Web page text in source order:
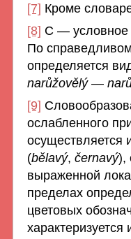
[7] Кроме
[8] С — условное
По
определяется
narůžovělý —
[9]
ослабленного
осуществляется
(bělavý, černavý),
выраженной
пределах
цветовых